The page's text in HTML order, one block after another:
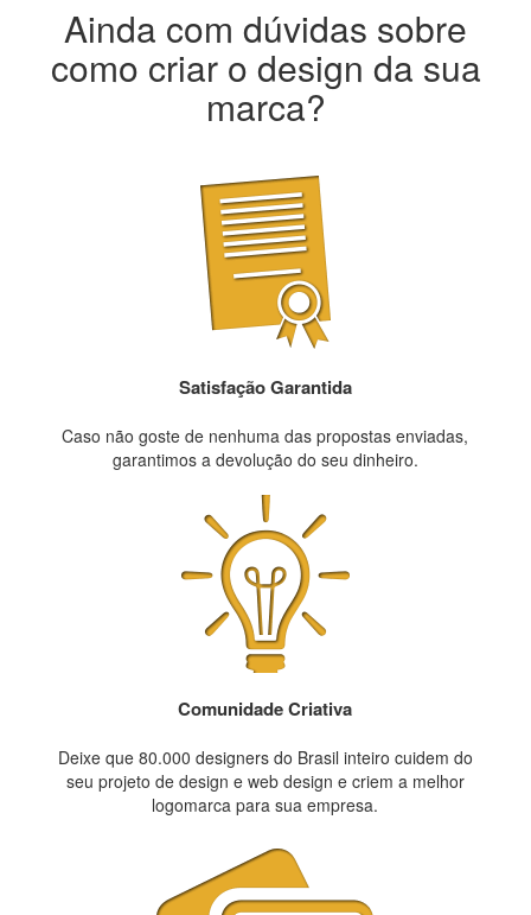
Ainda com dúvidas sobre
como criar o design da sua
marca?
Satisfação Garantida
Caso não goste de nenhuma das propostas enviadas,
garantimos a devolução do seu dinheiro.
Comunidade Criativa
Deixe que 80.000 designers do Brasil inteiro cuidem do
seu projeto de design e web design e criem a melhor
logomarca para sua empresa.